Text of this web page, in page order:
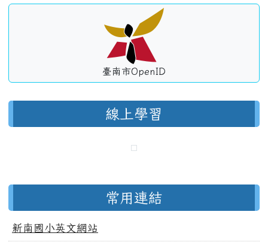
臺南市OpenID
線上學習
常用連結
新南國小英文網站